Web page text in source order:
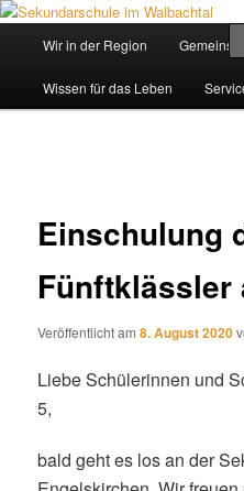
Zum
wechseln
Sekundarschule
Wir in der Region
Wissen für das Leben
Einschulung
Fünftklässler
Veröffentlicht am8. August 2020
Liebe Schülerinnen und
5,
bald geht es los an der